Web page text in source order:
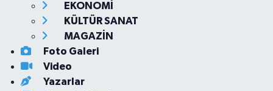
EKONOMİ
KÜLTÜR SANAT
MAGAZİN
Foto Galeri
Video
Yazarlar